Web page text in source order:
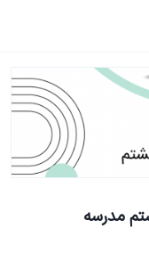
مدرسه